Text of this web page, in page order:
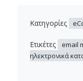
Κατηγορίες
Ετικέτες email
ηλεκτρονικά